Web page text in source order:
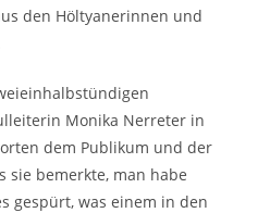
den Höltyanerinnen und
Monika Nerreter in
dem Publikum und der
sie bemerkte, man habe
gespürt, was einem in den